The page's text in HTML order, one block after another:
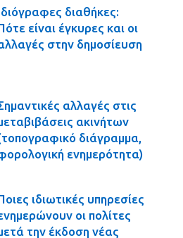
διαθήκες:
είναι έγκυρες και οι
στην δημοσίευση
αλλαγές στις
ακινήτων
διάγραμμα,
ενημερότητα)
ιδιωτικές υπηρεσίες
οι πολίτες
την έκδοση νέας